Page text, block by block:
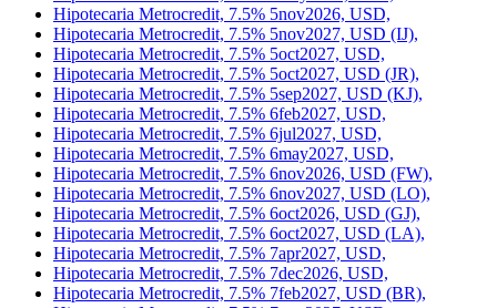
Hipotecaria Metrocredit, 7.5% 5nov2026, USD,
Hipotecaria Metrocredit, 7.5% 5nov2027, USD (IJ),
Hipotecaria Metrocredit, 7.5% 5oct2027, USD,
Hipotecaria Metrocredit, 7.5% 5oct2027, USD (JR),
Hipotecaria Metrocredit, 7.5% 5sep2027, USD (KJ),
Hipotecaria Metrocredit, 7.5% 6feb2027, USD,
Hipotecaria Metrocredit, 7.5% 6jul2027, USD,
Hipotecaria Metrocredit, 7.5% 6may2027, USD,
Hipotecaria Metrocredit, 7.5% 6nov2026, USD (FW),
Hipotecaria Metrocredit, 7.5% 6nov2027, USD (LO),
Hipotecaria Metrocredit, 7.5% 6oct2026, USD (GJ),
Hipotecaria Metrocredit, 7.5% 6oct2027, USD (LA),
Hipotecaria Metrocredit, 7.5% 7apr2027, USD,
Hipotecaria Metrocredit, 7.5% 7dec2026, USD,
Hipotecaria Metrocredit, 7.5% 7feb2027, USD (BR),